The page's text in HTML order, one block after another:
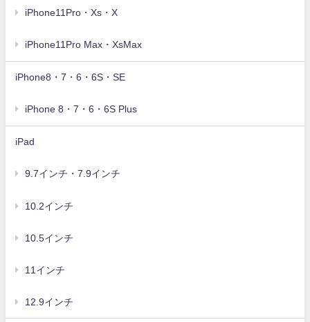
iPhone11Pro・Xs・X
iPhone11Pro Max・XsMax
iPhone8・7・6・6S・SE
iPhone 8・7・6・6S Plus
iPad
9.7インチ・7.9インチ
10.2インチ
10.5インチ
11インチ
12.9インチ